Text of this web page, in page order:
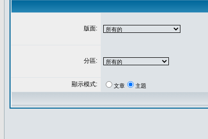
版面:
分區:
顯示模式: 文章 主題